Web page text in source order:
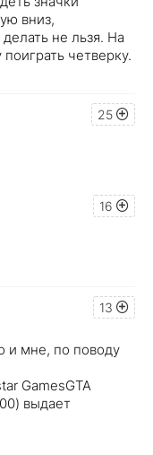
вниз,
не льзя. На
четверку.
25
16
13
и мне, по поводу
GamesGTA
выдает